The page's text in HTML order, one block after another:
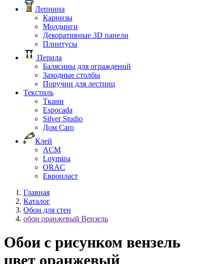
Лепнина
Карнизы
Молдинги
Декоративные 3D панели
Плинтусы
Перила
Балясины для ограждений
Заходные столбы
Поручни для лестниц
Текстиль
Ткани
Espocada
Silver Studio
Дом Caro
Клей
ACM
Loymina
ORAC
Европласт
Главная
Каталог
Обои для стен
обои оранжевый Вензель
Обои с рисунком вензель
цвет оранжевый